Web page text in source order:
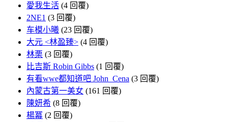
愛我生活 (4 回覆)
2NE1 (3 回覆)
车模小曦 (23 回覆)
大元 <林盈臻> (4 回覆)
林栗 (3 回覆)
比吉斯 Robin Gibbs (1 回覆)
有看wwe都知道吧 John_Cena (3 回覆)
內蒙古第一美女 (161 回覆)
陳妍希 (8 回覆)
楊冪 (2 回覆)